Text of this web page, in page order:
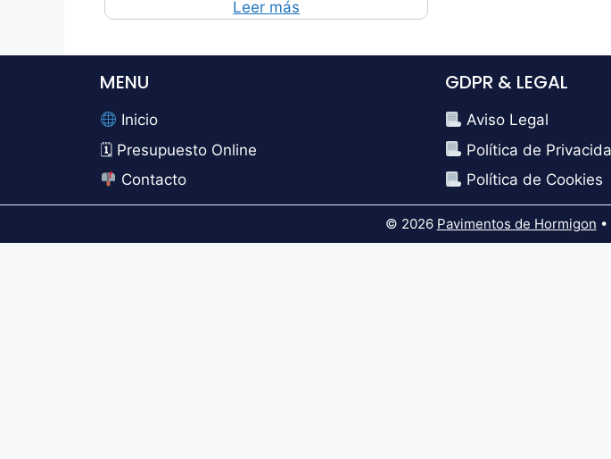
Leer más
MENU
Inicio
🗓 Presupuesto Online
Contacto
GDPR & LEGAL
Aviso Legal
Política de
Política de Cookies
© 2026 Pavimentos de Hormigon